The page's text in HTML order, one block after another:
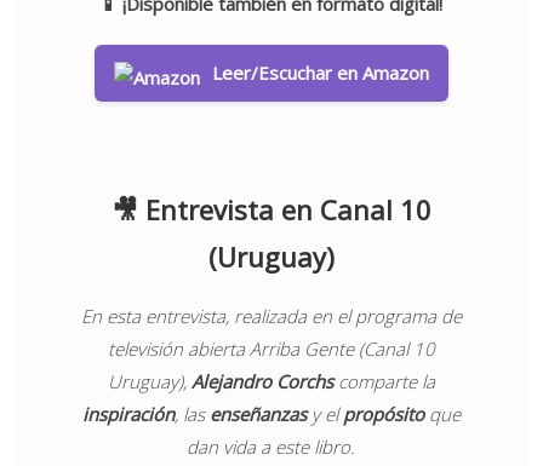
Leer/Escuchar en Amazon
🎥 Entrevista en Canal 10
(Uruguay)
En esta entrevista, realizada en el programa de
televisión abierta Arriba Gente (Canal 10
Uruguay), Alejandro Corchscomparte la
inspiración, las enseñanzasy elpropósitoque
dan vida a este libro.